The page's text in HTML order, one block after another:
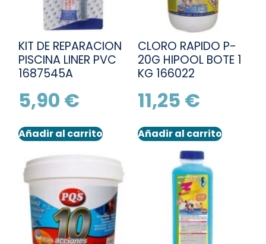
KIT DE REPARACION
PISCINA LINER PVC
1687545A
5,90 €
Añadir al carrito
CLORO RAPIDO P-
20G HIPOOL BOTE 1
KG 166022
11,25 €
Añadir al carrito